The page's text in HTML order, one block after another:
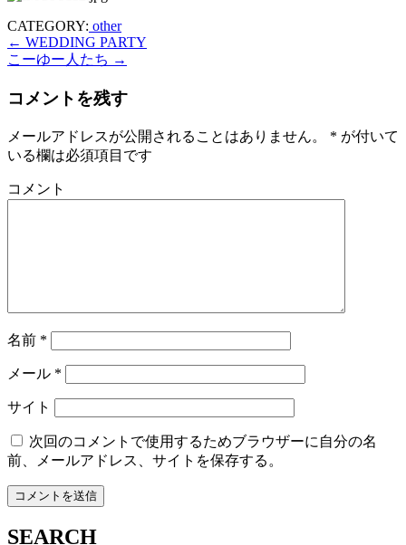
CATEGORY: other
← WEDDING PARTY
こーゆー人たち →
コメントを残す
メールアドレスが公開されることはありません。 * が付いて
いる欄は必須項目です
コメント
名前 *
メール *
サイト
次回のコメントで使用するためブラウザーに自分の名
前、メールアドレス、サイトを保存する。
SEARCH